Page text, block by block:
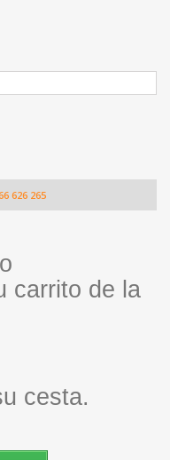
626 265
carrito de la
cesta.